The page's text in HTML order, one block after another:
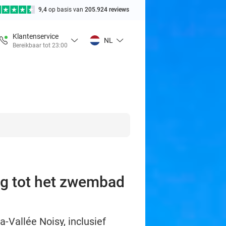
9,4 op basis van 205.924 reviews
Klantenservice
Bereikbaar tot 23:00
NL
tot het zwembad
Vallée Noisy, inclusief